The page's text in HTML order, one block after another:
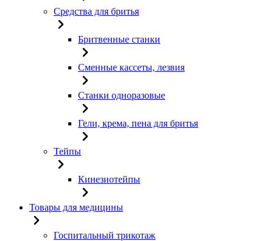
Средства для бритья
Бритвенные станки
Сменные кассеты, лезвия
Станки одноразовые
Гели, крема, пена для бритья
Тейпы
Кинезиотейпы
Товары для медицины
Госпитальный трикотаж